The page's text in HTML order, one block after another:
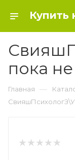
пока
Главная —